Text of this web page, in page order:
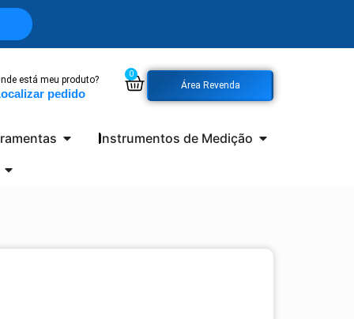
está meu produto?
pedido
0
Área Revenda
Instrumentos de Medição